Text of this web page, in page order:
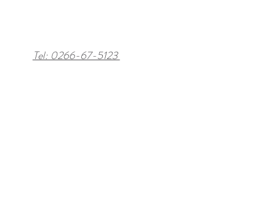
Tel: 0266-67-5123